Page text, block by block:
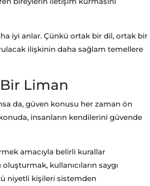
iyi anlar. Çünkü ortak bir dil, ortak bir
ilişkinin daha sağlam temellere
Liman
da, güven konusu her zaman ön
insanların kendilerini güvende
amacıyla belirli kurallar
kullanıcıların saygı
niyetli kişileri sistemden